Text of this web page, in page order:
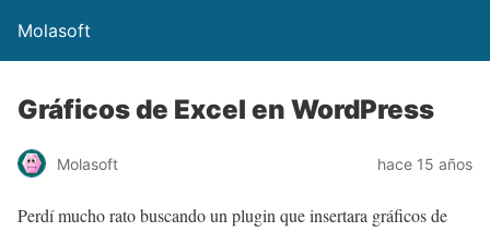
Molasoft
Gráficos de Excel en WordPress
Molasoft hace 15 años
Perdí mucho rato buscando un plugin que insertara gráficos de